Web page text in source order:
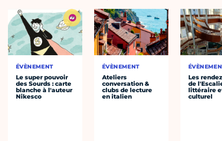
ÉVÈNEMENT
Le super pouvoir
des Sourds : carte
blanche à l'auteur
Nikesco
ÉVÈNEMENT
Ateliers
conversation &
clubs de lecture
en italien
Les
de
littéraire
culturel